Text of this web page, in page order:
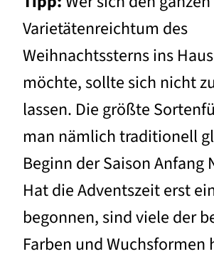
Varietätenreichtum des
Weihnachtssterns ins
möchte, sollte sich nicht
lassen. Die größte
man nämlich traditionell
Beginn der Saison Anfang
Hat die Adventszeit erst
begonnen, sind viele der
Farben und Wuchsformen